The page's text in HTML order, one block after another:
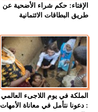
الإفتاء: حكم شراء الأضحية عن
طريق البطاقات الائتمانية
الملكة في يوم اللاجىء العالمي
: دعونا نتأمل في معاناة الأمهات